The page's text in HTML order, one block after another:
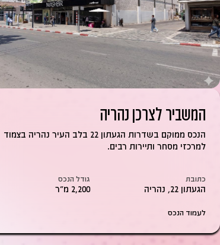
המשביר לצרכן נהריה
הנכס ממוקם בשדרות הגעתון 22 בלב העיר נהריה בצמוד
למרכזי מסחר ותיירות רבים.
כתובת
הגעתון 22, נהריה
גודל הנכס
2,200 מ״ר
לעמוד הנכס